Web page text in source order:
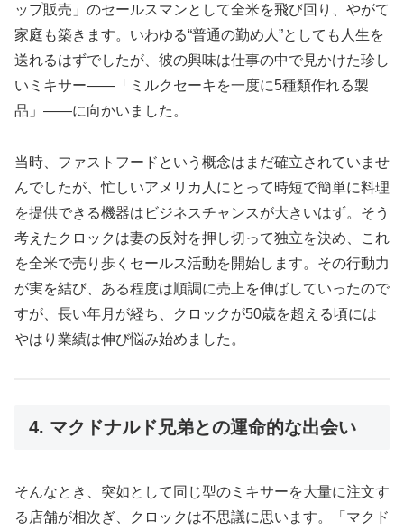
ップ販売」のセールスマンとして全米を飛び回り、やがて
家庭も築きます。いわゆる“普通の勤め人”としても人生を
送れるはずでしたが、彼の興味は仕事の中で見かけた珍し
いミキサー――「ミルクセーキを一度に5種類作れる製
品」――に向かいました。
当時、ファストフードという概念はまだ確立されていませ
んでしたが、忙しいアメリカ人にとって時短で簡単に料理
を提供できる機器はビジネスチャンスが大きいはず。そう
考えたクロックは妻の反対を押し切って独立を決め、これ
を全米で売り歩くセールス活動を開始します。その行動力
が実を結び、ある程度は順調に売上を伸ばしていったので
すが、長い年月が経ち、クロックが50歳を超える頃には
やはり業績は伸び悩み始めました。
4. マクドナルド兄弟との運命的な出会い
そんなとき、突如として同じ型のミキサーを大量に注文す
る店舗が相次ぎ、クロックは不思議に思います。「マクド